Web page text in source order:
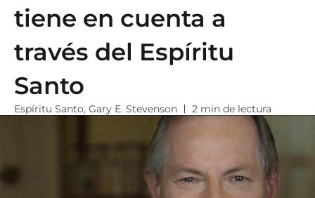
tiene en cuenta a
través del Espíritu
Santo
Espíritu Santo, Gary E. Stevenson 2 min de lectura